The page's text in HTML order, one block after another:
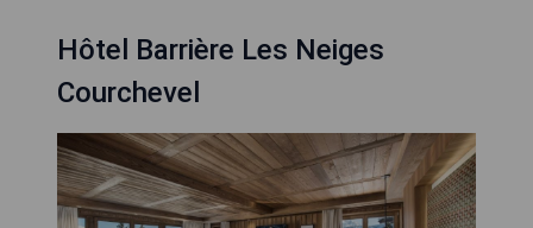
Hôtel Barrière Les Neiges
Courchevel